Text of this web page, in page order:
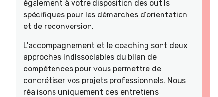
également à votre disposition des outils
spécifiques pour les démarches d’orientation
et de reconversion.
L'accompagnement et le coaching sont deux
approches indissociables du bilan de
compétences pour vous permettre de
concrétiser vos projets professionnels. Nous
réalisons uniquement des entretiens